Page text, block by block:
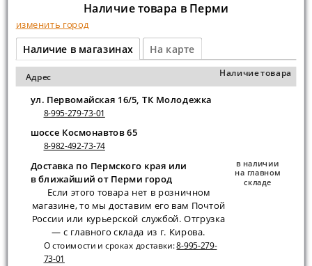
Наличие товара в Перми
изменить город
Наличие в магазинах На карте
Адрес Наличие товара
ул. Первомайская 16/5, ТК Молодежка
8-995-279-73-01
шоссе Космонавтов 65
8-982-492-73-74
Доставка по Пермского края или
в ближайший от Перми город
Если этого товара нет в розничном
магазине, то мы доставим его вам Почтой
России или курьерской службой. Отгрузка
— с главного склада из г. Кирова.
О стоимости и сроках доставки:8-995-279-
73-01
в наличии
на главном
складе